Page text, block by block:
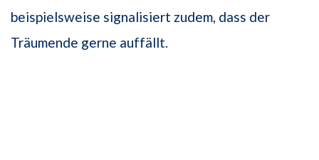
beispielsweise signalisiert zudem, dass der
Träumende gerne auffällt.